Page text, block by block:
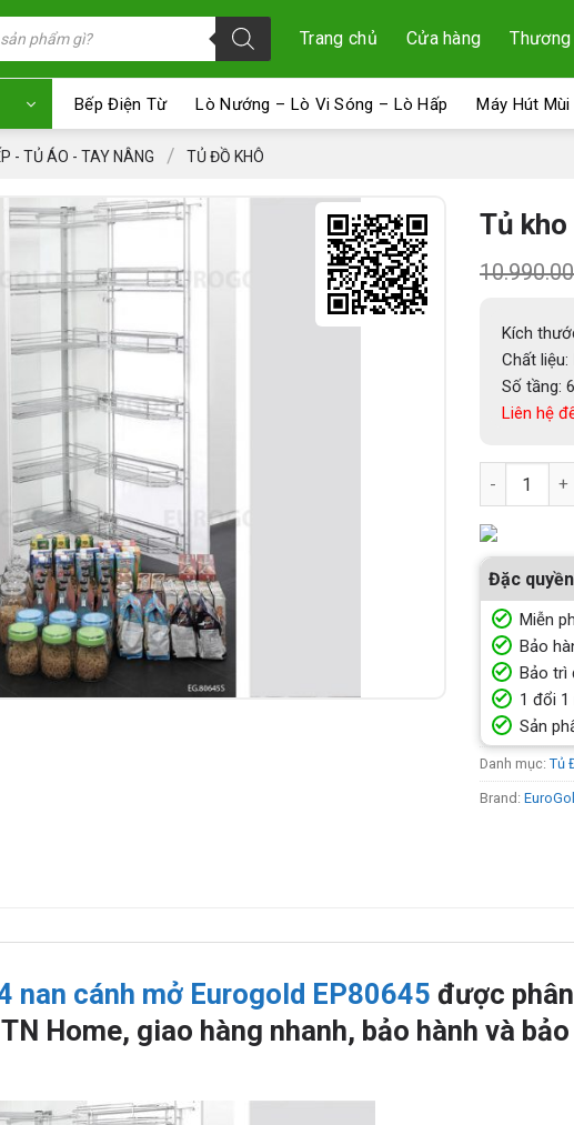
Trang chủ Cửa hàng
Bếp Điện Từ Lò Nướng – Lò Vi Sóng – Lò Hấp Máy Hút Mùi
- TỦ ÁO - TAY NÂNG / TỦ ĐỒ KHÔ
Tủ
Kích
Chất liệu:
Số tầng:
Liên hệ
Tủ kho
Đặc
Miễn
Bảo
Bảo trì
1 đổi 1
Sản
Danh mục: Tủ
Brand:
nan cánh mở Eurogold EP80645 được
Home, giao hàng nhanh, bảo hành và